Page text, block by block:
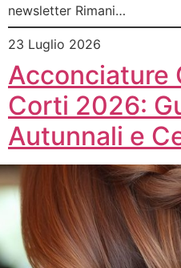
newsletter Rimani…
23 Luglio 2026
Acconciature
Corti 2026:
Autunnali e